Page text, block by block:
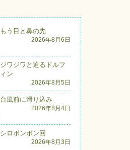
もう目と鼻の先
2026年8月6日
ジワジワと迫るドルフ
ィン
2026年8月5日
台風前に滑り込み
2026年8月4日
シロボンボン回
2026年8月3日